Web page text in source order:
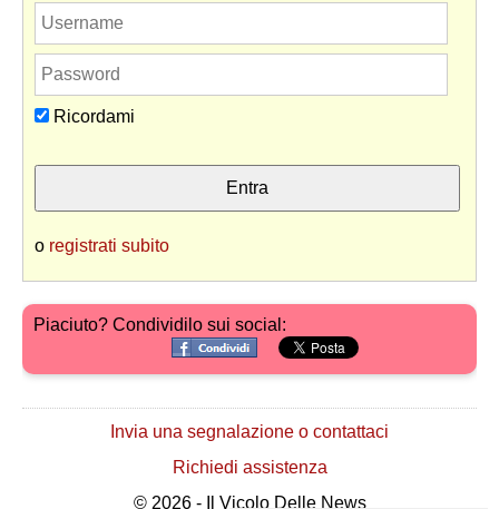
Ricordami
o registrati subito
Piaciuto? Condividilo sui social:
Invia una segnalazione o contattaci
Richiedi assistenza
© 2026 - Il Vicolo Delle News